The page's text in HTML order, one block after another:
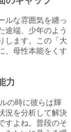
ルな雰囲気を纏っ
途端、少年のよう
します。この「大
、母性本能をくす
力
の時に彼らは輝
況を分析して解決
すよね。普段のそ